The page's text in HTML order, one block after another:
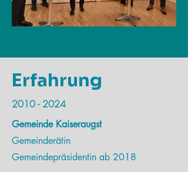
Erfahrung
2010 - 2024
Gemeinde Kaiseraugst
Gemeinderätin
Gemeindepräsidentin ab 2018